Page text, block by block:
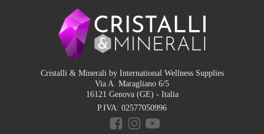
Cristalli & Minerali by International Wellness Supplies
Via A. Maragliano 6/5
16121 Genova (GE) - Italia
P.IVA: 02577050996